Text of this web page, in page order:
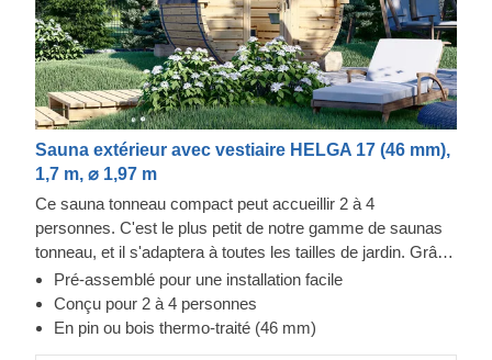
Sauna extérieur avec vestiaire HELGA 17 (46 mm),
1,7 m, ⌀ 1,97 m
Ce sauna tonneau compact peut accueillir 2 à 4
personnes. C'est le plus petit de notre gamme de saunas
tonneau, et il s'adaptera à toutes les tailles de jardin. Grâce
à sa taille optimale, le temps de chauffage est
particulièrement court. Selon la température extérieure et le
type de radiateur, le sauna se réchauffe en 1 à 2 heures
Pré-assemblé pour une installation facile
Conçu pour 2 à 4 personnes
En pin ou bois thermo-traité (46 mm)